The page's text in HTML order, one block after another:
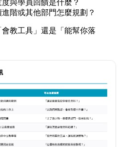
與學員回饋是什麼？
階或其他部門怎麼規劃？
教工具」還是「能幫你落